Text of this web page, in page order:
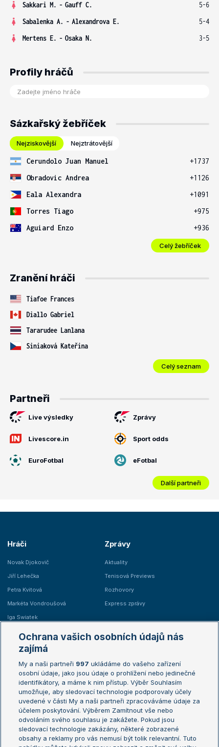
Sakkari M. - Gauff C.
5-6
Sabalenka A. - Alexandrova E.
5-4
Mertens E. - Osaka N. 3-5
Profily hráčů
Sázkařský žebříček
Nejziskovější Nejztrátovější
Cerundolo Juan Manuel
+1737
Obradovic Andrea
+1126
Eala Alexandra
+1091
Torres Tiago
+975
Aguiard Enzo
+936
Celý žebříček
Zranění hráči
Tiafoe Frances
Diallo Gabriel
Tararudee Lanlana
Siniaková Kateřina
Celý seznam
Partneři
Live výsledky Zprávy
Livescore.in Sport odds
EuroFotbal eFotbal
Další partneři
Hráči
Novak Djokovič
Jiří Lehečka
Petra Kvitová
Markéta Vondroušová
Iga Swiatek
Zprávy
Aktuality
Tenisová Previews
Rozhovory
Express zprávy
Žebříčky
Žebříček ATP (muži)
Žebříček WTA (ženy)
Sázkařský žebříček
Australian Open
French Open
Wimbledon
US Open
Turnaj mistrů
Turnaj mistryň
Ochrana vašich osobních údajů nás
zajímá
My a naši partneři 997 ukládáme do vašeho zařízení
osobní údaje, jako jsou údaje o prohlížení nebo jedinečné
identifikátory, a máme k nim přístup. Výběr Souhlasím
umožňuje, aby sledovací technologie podporovaly účely
uvedené v části My a naši partneři zpracováváme údaje za
účelem poskytování. Výběrem Zamítnout vše nebo
odvoláním svého souhlasu je zakážete. Pokud jsou
sledovací technologie zakázány, některé zobrazené
obsahy a reklamy pro vás nemusí být tolik relevantní. Tuto